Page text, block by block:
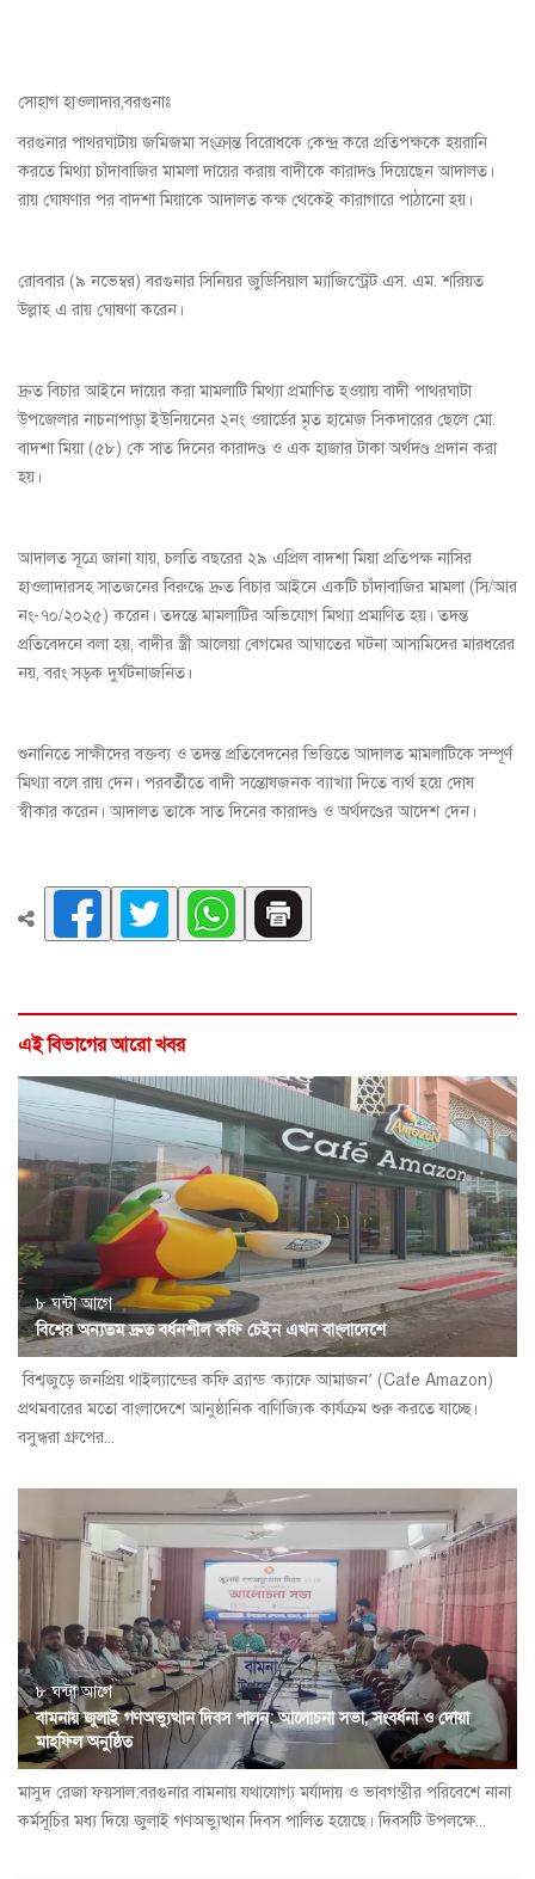
সোহাগ হাওলাদার,বরগুনাঃ
বরগুনার পাথরঘাটায় জমিজমা সংক্রান্ত বিরোধকে কেন্দ্র করে প্রতিপক্ষকে হয়রানি
করতে মিথ্যা চাঁদাবাজির মামলা দায়ের করায় বাদীকে কারাদণ্ড দিয়েছেন আদালত।
রায় ঘোষণার পর বাদশা মিয়াকে আদালত কক্ষ থেকেই কারাগারে পাঠানো হয়।
রোববার (৯ নভেম্বর) বরগুনার সিনিয়র জুডিসিয়াল ম্যাজিস্ট্রেট এস. এম. শরিয়ত
উল্লাহ এ রায় ঘোষণা করেন।
দ্রুত বিচার আইনে দায়ের করা মামলাটি মিথ্যা প্রমাণিত হওয়ায় বাদী পাথরঘাটা
উপজেলার নাচনাপাড়া ইউনিয়নের ২নং ওয়ার্ডের মৃত হামেজ সিকদারের ছেলে মো.
বাদশা মিয়া (৫৮) কে সাত দিনের কারাদণ্ড ও এক হাজার টাকা অর্থদণ্ড প্রদান করা
হয়।
আদালত সূত্রে জানা যায়, চলতি বছরের ২৯ এপ্রিল বাদশা মিয়া প্রতিপক্ষ নাসির
হাওলাদারসহ সাতজনের বিরুদ্ধে দ্রুত বিচার আইনে একটি চাঁদাবাজির মামলা (সি/আর
নং-৭০/২০২৫) করেন। তদন্তে মামলাটির অভিযোগ মিথ্যা প্রমাণিত হয়। তদন্ত
প্রতিবেদনে বলা হয়, বাদীর স্ত্রী আলেয়া বেগমের আঘাতের ঘটনা আসামিদের মারধরের
নয়, বরং সড়ক দুর্ঘটনাজনিত।
শুনানিতে সাক্ষীদের বক্তব্য ও তদন্ত প্রতিবেদনের ভিত্তিতে আদালত মামলাটিকে সম্পূর্ণ
মিথ্যা বলে রায় দেন। পরবর্তীতে বাদী সন্তোষজনক ব্যাখ্যা দিতে ব্যর্থ হয়ে দোষ
স্বীকার করেন। আদালত তাকে সাত দিনের কারাদণ্ড ও অর্থদণ্ডের আদেশ দেন।
এই বিভাগের আরো খবর
৮ ঘন্টা আগে
বিশ্বের অন্যতম দ্রুত বর্ধনশীল কফি চেইন এখন বাংলাদেশে
বিশ্বজুড়ে জনপ্রিয় থাইল্যান্ডের কফি ব্র্যান্ড ‘ক্যাফে আমাজন’ (Cafe Amazon)
প্রথমবারের মতো বাংলাদেশে আনুষ্ঠানিক বাণিজ্যিক কার্যক্রম শুরু করতে যাচ্ছে।
বসুন্ধরা গ্রুপের...
৮ ঘন্টা আগে
বামনায় জুলাই গণঅভ্যুত্থান দিবস পালন: আলোচনা সভা, সংবর্ধনা ও দোয়া
মাহফিল অনুষ্ঠিত
​মাসুদ রেজা ফয়সাল:বরগুনার বামনায় যথাযোগ্য মর্যাদায় ও ভাবগম্ভীর পরিবেশে নানা
কর্মসূচির মধ্য দিয়ে জুলাই গণঅভ্যুত্থান দিবস পালিত হয়েছে। দিবসটি উপলক্ষে...